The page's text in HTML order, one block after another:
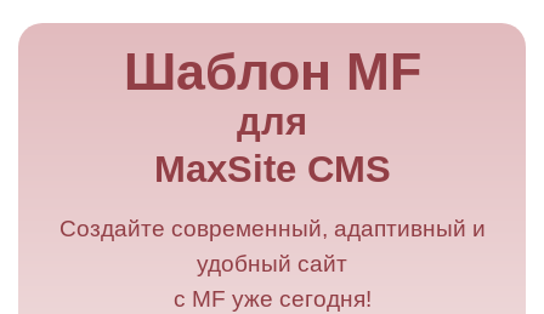
Шаблон MF
для
MaxSite CMS
Создайте современный, адаптивный и
удобный сайт
с MF уже сегодня!